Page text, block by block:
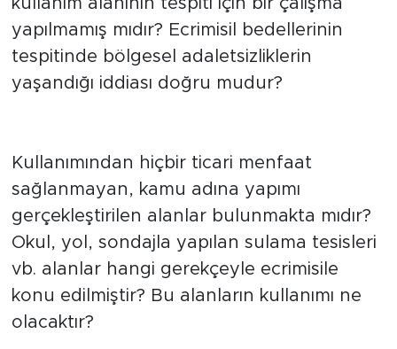
kullanım alanının tespiti için bir çalışma
yapılmamış mıdır? Ecrimisil bedellerinin
tespitinde bölgesel adaletsizliklerin
yaşandığı iddiası doğru mudur?
Kullanımından hiçbir ticari menfaat
sağlanmayan, kamu adına yapımı
gerçekleştirilen alanlar bulunmakta mıdır?
Okul, yol, sondajla yapılan sulama tesisleri
vb. alanlar hangi gerekçeyle ecrimisile
konu edilmiştir? Bu alanların kullanımı ne
olacaktır?